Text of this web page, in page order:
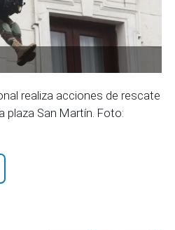
realiza acciones de rescate
plaza San Martín. Foto: